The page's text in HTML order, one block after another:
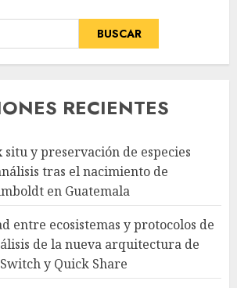
BUSCAR
RECIENTES
situ y preservación de especies
tras el nacimiento de
en Guatemala
entre ecosistemas y protocolos de
de la nueva arquitectura de
y Quick Share